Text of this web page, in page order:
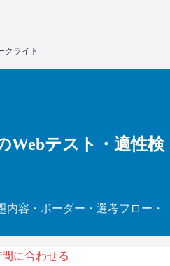
クライト
Webテスト・適性検
内容・ボーダー・選考フロー・
に合わせる